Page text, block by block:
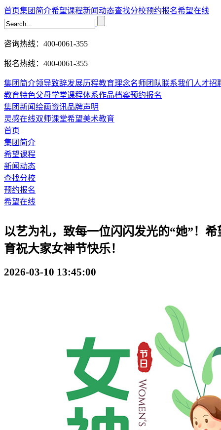
首页集团简介希望课程新闻动态查找分校预约报名希望在线
咨询热线：400-0061-355
报名热线：400-0061-355
集团简介领导致辞发展历程教育理念名师团队联系我们 人才招
教育特色父母学堂课程体系作品档案预约报名
集团新闻绘画资讯品牌声明
灵感在线双师课堂希望美术教育
首页
集团简介
希望课程
新闻动态
查找分校
预约报名
希望在线
以艺为礼，致每一位闪闪发光的“她”！希
育祝大家女神节快乐！
2026-03-10 13:45:00